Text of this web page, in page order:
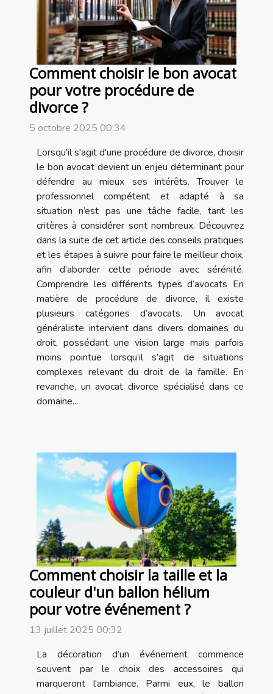
Comment choisir le bon avocat
pour votre procédure de
divorce ?
5 octobre 2025 00:34
Lorsqu'il s'agit d'une procédure de divorce, choisir
le bon avocat devient un enjeu déterminant pour
défendre au mieux ses intérêts. Trouver le
professionnel compétent et adapté à sa
situation n’est pas une tâche facile, tant les
critères à considérer sont nombreux. Découvrez
dans la suite de cet article des conseils pratiques
et les étapes à suivre pour faire le meilleur choix,
afin d’aborder cette période avec sérénité.
Comprendre les différents types d’avocats En
matière de procédure de divorce, il existe
plusieurs catégories d’avocats. Un avocat
généraliste intervient dans divers domaines du
droit, possédant une vision large mais parfois
moins pointue lorsqu’il s’agit de situations
complexes relevant du droit de la famille. En
revanche, un avocat divorce spécialisé dans ce
domaine...
Comment choisir la taille et la
couleur d'un ballon hélium
pour votre événement ?
13 juillet 2025 00:32
La décoration d’un événement commence
souvent par le choix des accessoires qui
marqueront l’ambiance. Parmi eux, le ballon